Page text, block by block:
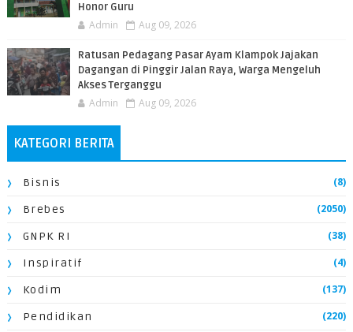
Honor Guru
Admin Aug 09, 2026
​Ratusan Pedagang Pasar Ayam Klampok Jajakan
Dagangan di Pinggir Jalan Raya, Warga Mengeluh
Akses Terganggu
Admin Aug 09, 2026
KATEGORI BERITA
Bisnis (8)
Brebes (2050)
GNPK RI (38)
Inspiratif (4)
Kodim (137)
Pendidikan (220)